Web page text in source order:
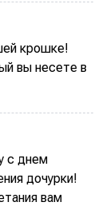
крошке!
вы несете в
с днем
дочурки!
вам